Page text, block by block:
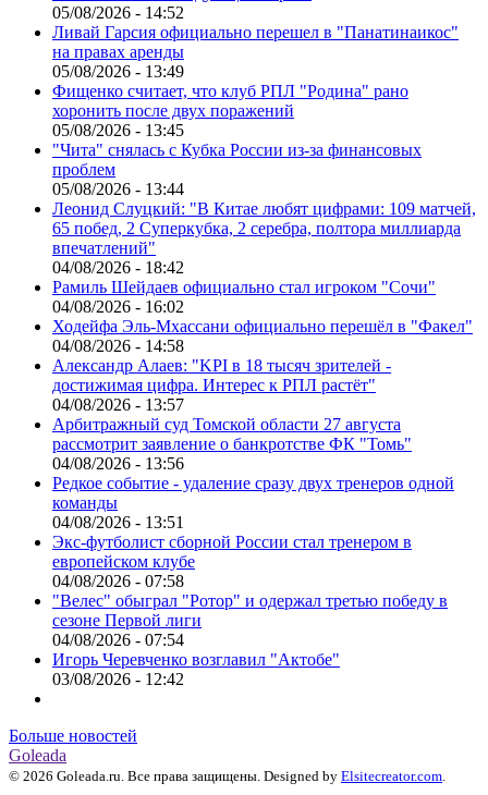
05/08/2026 - 14:52
Ливай Гарсия официально перешел в "Панатинаикос"
на правах аренды
05/08/2026 - 13:49
Фищенко считает, что клуб РПЛ "Родина" рано
хоронить после двух поражений
05/08/2026 - 13:45
"Чита" снялась с Кубка России из-за финансовых
проблем
05/08/2026 - 13:44
Леонид Слуцкий: "В Китае любят цифрами: 109 матчей,
65 побед, 2 Суперкубка, 2 серебра, полтора миллиарда
впечатлений"
04/08/2026 - 18:42
Рамиль Шейдаев официально стал игроком "Сочи"
04/08/2026 - 16:02
Ходейфа Эль-Мхассани официально перешёл в "Факел"
04/08/2026 - 14:58
Александр Алаев: "KPI в 18 тысяч зрителей -
достижимая цифра. Интерес к РПЛ растёт"
04/08/2026 - 13:57
Арбитражный суд Томской области 27 августа
рассмотрит заявление о банкротстве ФК "Томь"
04/08/2026 - 13:56
Редкое событие - удаление сразу двух тренеров одной
команды
04/08/2026 - 13:51
Экс-футболист сборной России стал тренером в
европейском клубе
04/08/2026 - 07:58
"Велес" обыграл "Ротор" и одержал третью победу в
сезоне Первой лиги
04/08/2026 - 07:54
Игорь Черевченко возглавил "Актобе"
03/08/2026 - 12:42
Больше новостей
Goleada
© 2026 Goleada.ru. Все права защищены. Designed by Elsitecreator.com